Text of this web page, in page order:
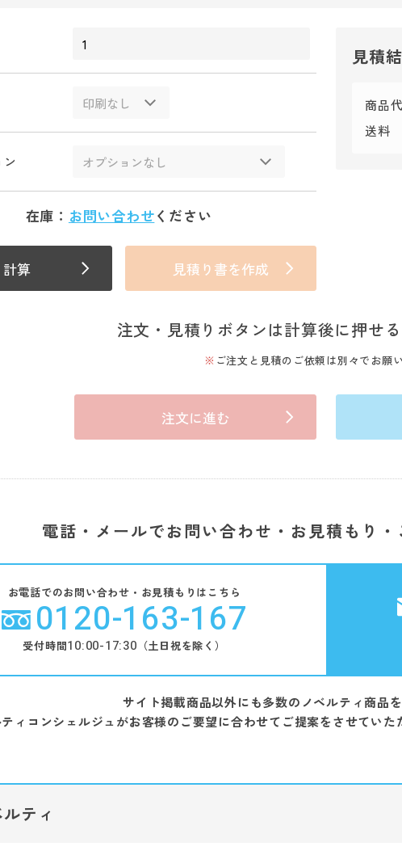
在庫： お問い合わせください
計算 見積り書を作成
見積
商品
送料
注文・見積りボタンは計算後に押せ
ご注文と見積のご依頼は別々でお願
注文に進む
電話・メールでお問い合わせ・お見積もり
お電話でのお問い合わせ・お見積もりはこちら
0120-163-167
受付時間10:00-17:30 （土日祝を除く）
サイト掲載商品以外にも多数のノベルティ商品
ティコンシェルジュがお客様のご要望に合わせてご提案をさせてい
ティ